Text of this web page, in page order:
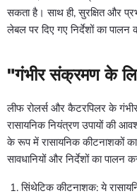
सकता है। साथ ही, सुरक्षित और
लेबल पर दिए गए निर्देशों का पालन
"गंभीर संक्रमण के
लीफ रोलर्स और कैटरपिलर के
रासायनिक नियंत्रण उपायों की
के रूप में रासायनिक कीटनाशकों
सावधानियों और निर्देशों का पालन
सिंथेटिक कीटनाशक: ये